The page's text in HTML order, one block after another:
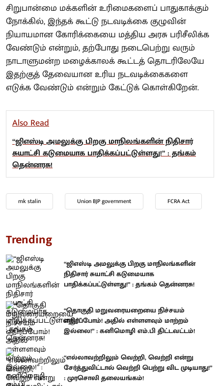
சிறுபான்மை மக்களின் உரிமைகளைப் பாதுகாக்கும்
நோக்கில், இந்தக் கூட்டு நடவடிக்கை குழுவின்
நியாயமான கோரிக்கையை மத்திய அரசு பரிசீலிக்க
வேண்டும் என்றும், தற்போது நடைபெற்று வரும்
நாடாளுமன்ற மழைக்காலக் கூட்டத் தொடரிலேயே
இதற்குத் தேவையான உரிய நடவடிக்கைகளை
எடுக்க வேண்டும் என்றும் கேட்டுக் கொள்கிறேன்.
Also Read
“ஜிஎஸ்டி அமலுக்கு பிறகு மாநிலங்களின் நிதிசார்
சுயாட்சி கடுமையாக பாதிக்கப்பட்டுள்ளது!” : தங்கம்
தென்னரசு!
mk stalin Union BJP government FCRA Act
Trending
“ஜிஎஸ்டி அமலுக்கு பிறகு மாநிலங்களின்
நிதிசார் சுயாட்சி கடுமையாக
பாதிக்கப்பட்டுள்ளது!” : தங்கம் தென்னரசு!
“தொகுதி மறுவரையறையை நிச்சயம்
எதிர்ப்போம்! அதில் எள்ளளவும் மாற்றம்
இல்லை!” : கனிமொழி எம்.பி திட்டவட்டம்!
“எல்லாவற்றிலும் வெற்றி, வெற்றி என்று
சேர்த்துவிட்டால் வெற்றி பெற்று விட முடியாது!”
: முரசொலி தலையங்கம்!